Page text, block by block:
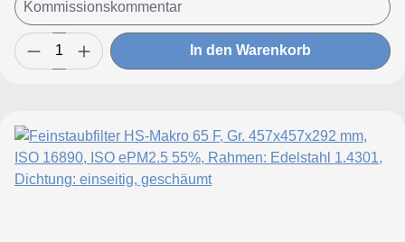
In den Warenkorb